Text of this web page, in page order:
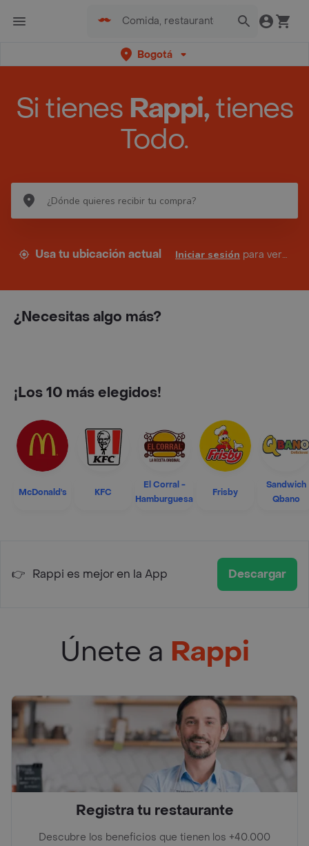
Bogotá
Si tienes Rappi,tienes
Todo.
Usa tu ubicación actual Iniciar sesión para ver tus direcciones
¿Necesitas algo más?
¡Los 10 más elegidos!
McDonald's KFC
El Corral -
Hamburguesa
Frisby
Sandwich
Qbano
👉 Rappi es mejor en la App Descargar
Únete a Rappi
Registra tu restaurante
Descubre los beneficios que tienen los +40.000